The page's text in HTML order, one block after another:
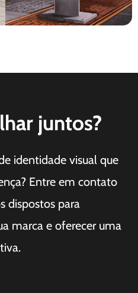
juntos?
identidade visual que
Entre em contato
dispostos para
marca e oferecer uma